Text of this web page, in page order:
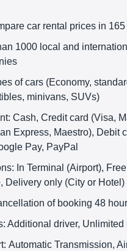
car rental prices in
1000 local and
of cars (Economy,
minivans, SUVs)
Cash, Credit card (Visa,
Express, Maestro), Debit
Pay, PayPal
In Terminal (Airport),
Delivery only (City or Hotel)
of booking 48
Additional driver, Unlimited
Automatic Transmission,